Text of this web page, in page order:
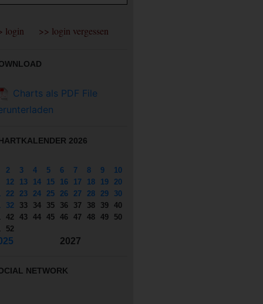
Charts als PDF File
2026
2 3 4 5 6 7 8 9
10
12 13 14 15 16 17 18 19
20
22 23 24 25 26 27 28 29
30
32 33 34 35 36 37 38 39 40
42 43 44 45 46 47 48 49
50
52
2027
NETWORK